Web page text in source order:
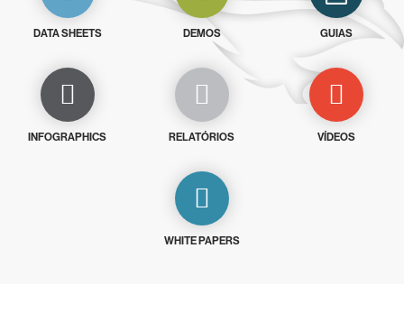
DATA SHEETS DEMOS GUIAS
INFOGRAPHICS RELATÓRIOS VÍDEOS
WHITE PAPERS